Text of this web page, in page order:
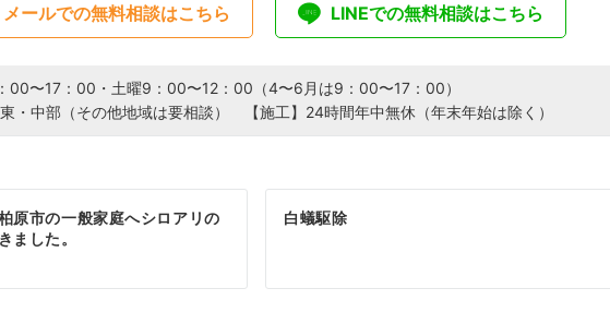
メールでの無料相談はこちら LINEでの無料相談はこちら
00〜17：00・土曜9：00〜12：00（4〜6月は9：00〜17：00）
東・中部（その他地域は要相談） 【施工】24時間年中無休（年末年始は除く）
原市の一般家庭へシロアリの
ました。
白蟻駆除